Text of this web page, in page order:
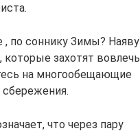
, по соннику Зимы? Наяву
захотят вовлечь
на многообещающие
что через пару